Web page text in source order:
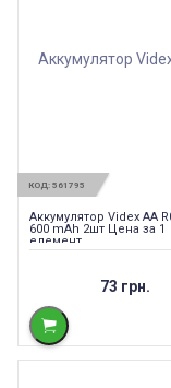
КОД: 561795
Аккумулятор Videx AA
600 mAh 2шт Цена за 1
елемент
73 грн.